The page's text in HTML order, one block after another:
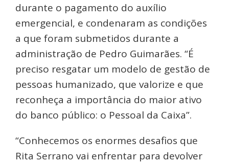
durante o pagamento do auxílio
emergencial, e condenaram as condições
a que foram submetidos durante a
administração de Pedro Guimarães. “É
preciso resgatar um modelo de gestão de
pessoas humanizado, que valorize e que
reconheça a importância do maior ativo
do banco público: o Pessoal da Caixa”.
“Conhecemos os enormes desafios que
Rita Serrano vai enfrentar para devolver